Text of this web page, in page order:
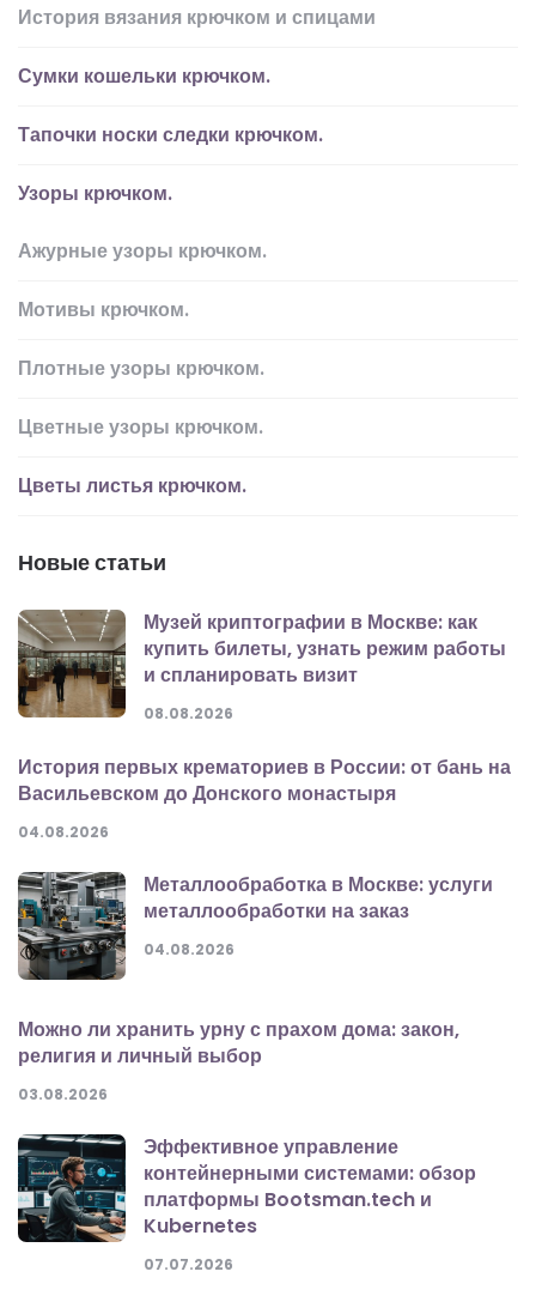
История вязания крючком и спицами
Сумки кошельки крючком.
Тапочки носки следки крючком.
Узоры крючком.
Ажурные узоры крючком.
Мотивы крючком.
Плотные узоры крючком.
Цветные узоры крючком.
Цветы листья крючком.
Новые статьи
Музей криптографии в Москве: как
купить билеты, узнать режим работы
и спланировать визит
08.08.2026
История первых крематориев в России: от бань на
Васильевском до Донского монастыря
04.08.2026
Металлообработка в Москве: услуги
металлообработки на заказ
04.08.2026
Можно ли хранить урну с прахом дома: закон,
религия и личный выбор
03.08.2026
Эффективное управление
контейнерными системами: обзор
платформы Bootsman.tech и
Kubernetes
07.07.2026